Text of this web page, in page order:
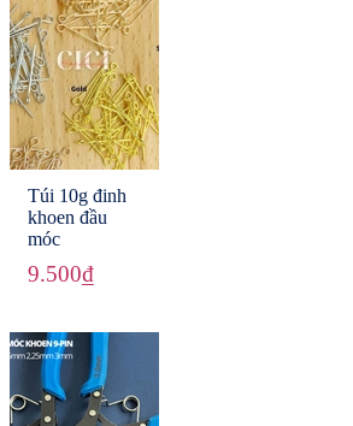
Túi 10g đinh
khoen đầu
móc
9.500₫